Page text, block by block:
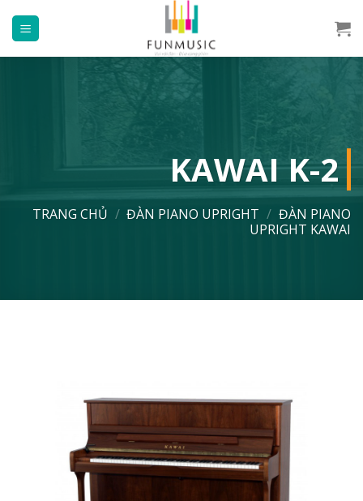
đến
KAWAI K-2
TRANG CHỦ / ĐÀN PIANO UPRIGHT / ĐÀN PIANO
UPRIGHT KAWAI